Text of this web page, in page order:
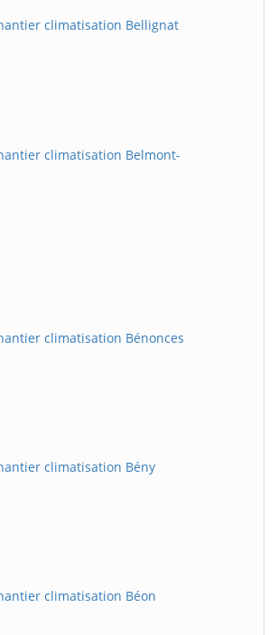
climatisation Bellignat
climatisation Belmont-
climatisation Bénonces
climatisation Bény
climatisation Béon